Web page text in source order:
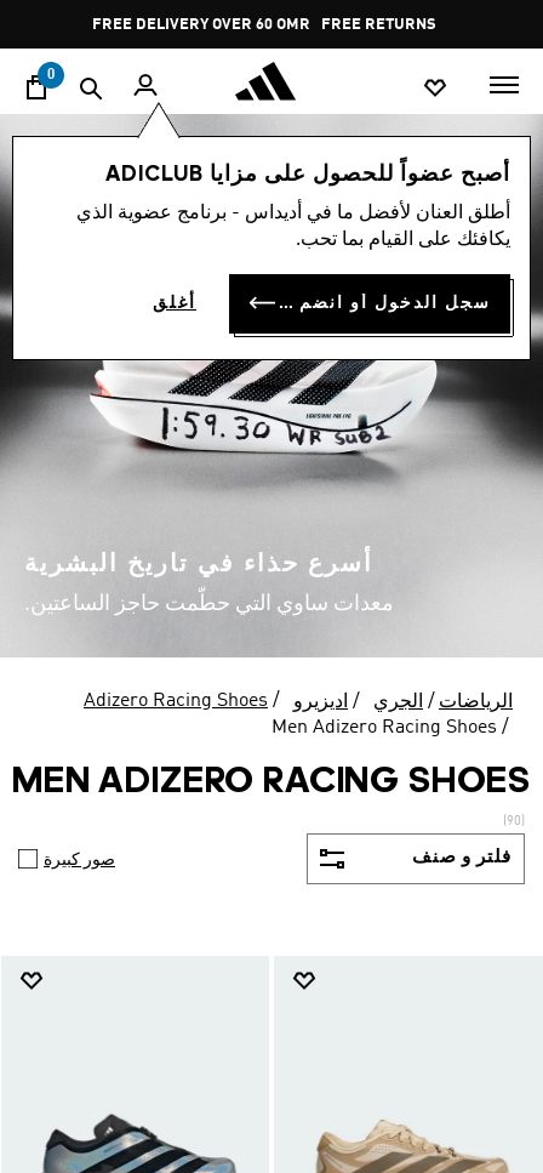
Pause
promotion
rotation
FREE DELIVERY OVER 60 OMR FREE RETURNS
0
أصبح عضواً للحصول على مزايا ADICLUB
أطلق العنان لأفضل ما في أديداس - برنامج عضوية الذي
يكافئك على القيام بما تحب.
سجل الدخول أو انضم الآن أغلق
أسرع حذاء في تاريخ البشرية
معدات ساوي التي حطّمت حاجز الساعتين.
الرياضات الجري اديزيرو
Adizero Racing Shoes
Men Adizero Racing Shoes
MEN ADIZERO RACING SHOES
(90)
فلتر و صنف صور كبيرة